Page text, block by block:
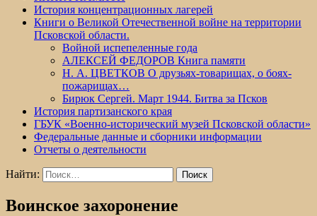
История концентрационных лагерей
Книги о Великой Отечественной войне на территории
Псковской области.
Войной испепеленные года
АЛЕКСЕЙ ФЕДОРОВ Книга памяти
Н. А. ЦВЕТКОВ О друзьях-товарищах, о боях-
пожарищах…
Бирюк Сергей. Март 1944. Битва за Псков
История партизанского края
ГБУК «Военно-исторический музей Псковской области»
Федеральные данные и сборники информации
Отчеты о деятельности
Найти:
Воинское захоронение